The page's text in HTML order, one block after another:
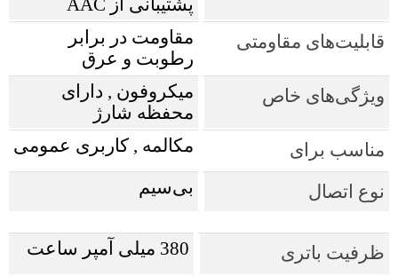
پشتیبانی از AAC
قابلیت‌های مقاومتی
مقاومت در برابر
رطوبت و عرق
ویژگی‌های خاص
میکروفون , دارای
محفظه شارژ
مناسب برای
مکالمه , کاربری عمومی
نوع اتصال بی‌سیم
ظرفیت باتری 380 میلی آمپر ساعت